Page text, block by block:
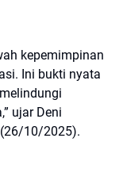
kepemimpinan
Ini bukti nyata
ujar Deni
10/2025).